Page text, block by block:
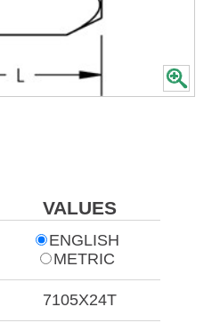
VALUES
ENGLISH
METRIC
7105X24T